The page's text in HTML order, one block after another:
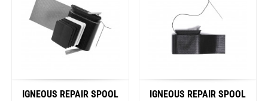
IGNEOUS REPAIR SPOOL
IGNEOUS REPAIR SPOOL